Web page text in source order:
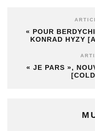
« POUR
KONRAD HYZY
« JE PARS »,